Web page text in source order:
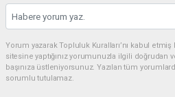
Yorum yazarak Topluluk Kuralları’nı kabul
sitesine yaptığınız yorumunuzla ilgili doğrudan
başınıza üstleniyorsunuz. Yazılan tüm
sorumlu tutulamaz.